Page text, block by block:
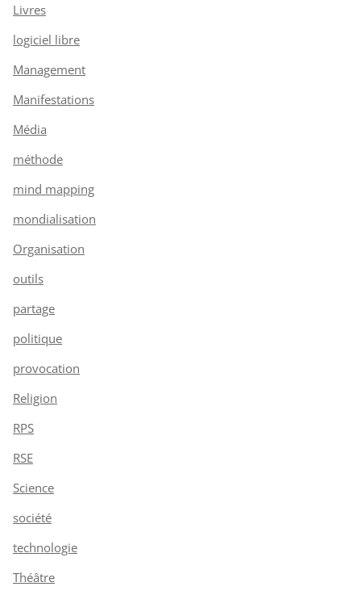
Livres
logiciel libre
Management
Manifestations
Média
méthode
mind mapping
mondialisation
Organisation
outils
partage
politique
provocation
Religion
RPS
RSE
Science
société
technologie
Théâtre